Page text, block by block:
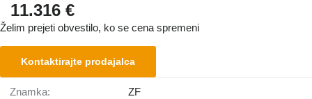
11.316 €
Želim prejeti obvestilo, ko se cena spremeni
Kontaktirajte prodajalca
Znamka: ZF